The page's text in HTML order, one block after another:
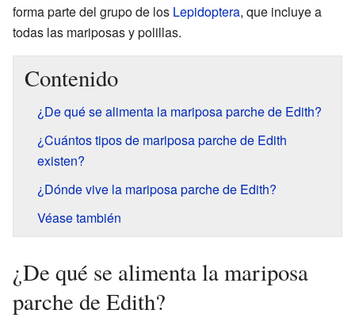
forma parte del grupo de los Lepidoptera, que incluye a
todas las mariposas y polillas.
Contenido
¿De qué se alimenta la mariposa parche de Edith?
¿Cuántos tipos de mariposa parche de Edith
existen?
¿Dónde vive la mariposa parche de Edith?
Véase también
¿De qué se alimenta la mariposa
parche de Edith?